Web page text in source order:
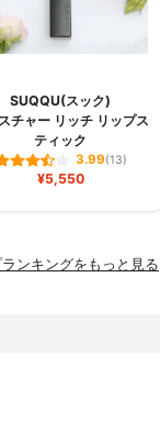
SUQQU(スック)
チャー リッチ リップス
ティック
3.99(13)
¥5,550
ランキングをもっと見る